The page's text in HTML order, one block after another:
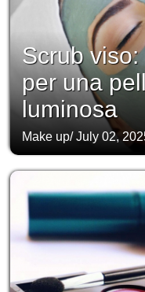
Scrub
per una
luminosa
Make up/July 02,